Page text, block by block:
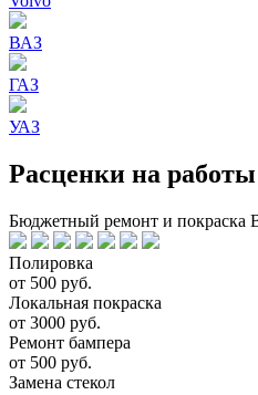
ВАЗ
ГАЗ
УАЗ
Расценки на
Бюджетный ремонт и покраска
Полировка
от 500 руб.
Локальная покраска
от 3000 руб.
Ремонт бампера
от 500 руб.
Замена стекол